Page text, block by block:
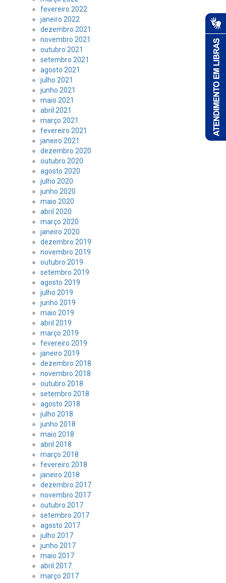
fevereiro 2022
janeiro 2022
dezembro 2021
novembro 2021
outubro 2021
setembro 2021
agosto 2021
julho 2021
junho 2021
maio 2021
abril 2021
março 2021
fevereiro 2021
janeiro 2021
dezembro 2020
outubro 2020
agosto 2020
julho 2020
junho 2020
maio 2020
abril 2020
março 2020
janeiro 2020
dezembro 2019
novembro 2019
outubro 2019
setembro 2019
agosto 2019
julho 2019
junho 2019
maio 2019
abril 2019
março 2019
fevereiro 2019
janeiro 2019
dezembro 2018
novembro 2018
outubro 2018
setembro 2018
agosto 2018
julho 2018
junho 2018
maio 2018
abril 2018
março 2018
fevereiro 2018
janeiro 2018
dezembro 2017
novembro 2017
outubro 2017
setembro 2017
agosto 2017
julho 2017
junho 2017
maio 2017
abril 2017
março 2017